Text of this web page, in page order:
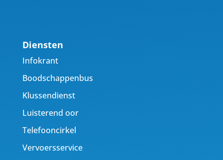
Diensten
Infokrant
Boodschappenbus
Klussendienst
Luisterend oor
Telefooncirkel
Vervoersservice